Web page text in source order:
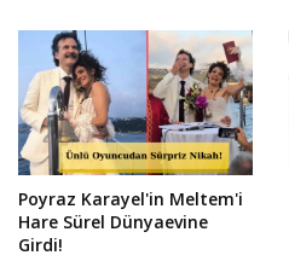
Poyraz Karayel'in Meltem'i
Hare Sürel Dünyaevine
Girdi!